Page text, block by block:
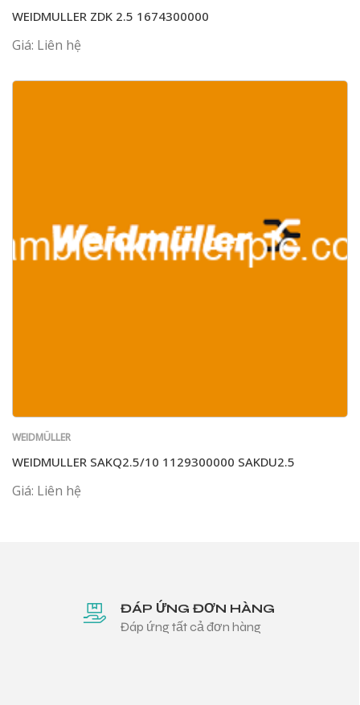
WEIDMULLER ZDK 2.5 1674300000
Giá: Liên hệ
WEIDMÜLLER
WEIDMULLER SAKQ2.5/10 1129300000 SAKDU2.5
Giá: Liên hệ
ĐÁP ỨNG ĐƠN HÀNG
Đáp ứng tất cả đơn hàng